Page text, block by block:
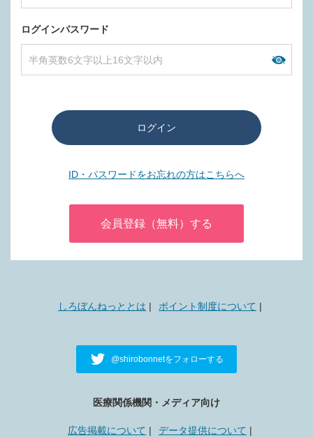
ログインパスワード
ログイン
ID・パスワードをお忘れの方はこちらへ
会員登録（無料）する
しろぼんねっととは ポイント制度について
@shirobonnetをフォローする
医療関係機関・メディア向け
広告掲載について データ提供について